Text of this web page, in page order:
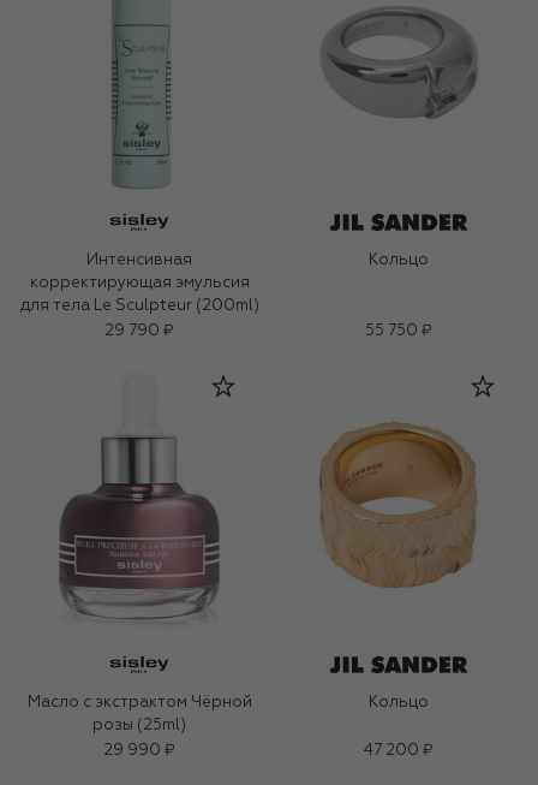
Интенсивная
корректирующая эмульсия
для тела Le Sculpteur (200ml)
29 790 ₽
Кольцо
55 750 ₽
Масло с экстрактом Чёрной
розы (25ml)
29 990 ₽
Кольцо
47 200 ₽